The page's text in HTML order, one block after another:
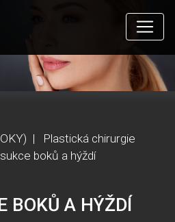
Plastická chirurgie
boků a hýždí
BOKŮ A HÝŽDÍ